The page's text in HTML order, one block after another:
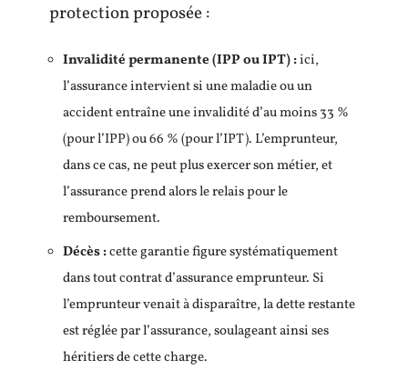
protection proposée :
Invalidité permanente (IPP ou IPT) :ici,
l’assurance intervient si une maladie ou un
accident entraîne une invalidité d’au moins 33 %
(pour l’IPP) ou 66 % (pour l’IPT). L’emprunteur,
dans ce cas, ne peut plus exercer son métier, et
l’assurance prend alors le relais pour le
remboursement.
Décès :cette garantie figure systématiquement
dans tout contrat d’assurance emprunteur. Si
l’emprunteur venait à disparaître, la dette restante
est réglée par l’assurance, soulageant ainsi ses
héritiers de cette charge.